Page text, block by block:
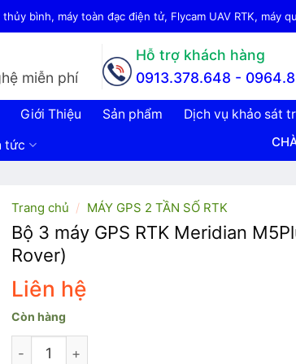
bình, máy toàn đạc điện tử, Flycam UAV RTK, máy
miễn phí
Hỗ trợ khách hàng
0913.378.648 -
Giới Thiệu Sản phẩm Dịch vụ khảo sát
tức
CHÀO MỪNG
Trang chủ / MÁY GPS 2 TẦN SỐ RTK
Bộ 3 máy GPS RTK Meridian
Rover)
Liên hệ
Còn hàng
Bộ 3 máy GPS RTK Meridian M5Plus (1 Base